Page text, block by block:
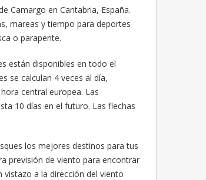
Camargo en Cantabria, España.
mareas y tiempo para deportes
o parapente.
están disponibles en todo el
se calculan 4 veces al día,
central europea. Las
10 días en el futuro. Las flechas
los mejores destinos para tus
previsión de viento para encontrar
vistazo a la dirección del viento